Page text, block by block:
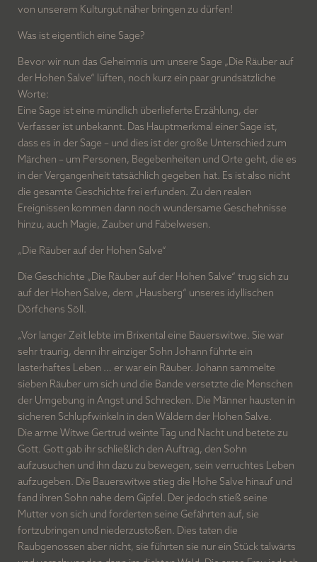
von unserem Kulturgut näher bringen zu dürfen!
Was ist eigentlich eine Sage?
Bevor wir nun das Geheimnis um unsere Sage „Die Räuber auf
der Hohen Salve“ lüften, noch kurz ein paar grundsätzliche
Worte:
Eine Sage ist eine mündlich überlieferte Erzählung, der
Verfasser ist unbekannt. Das Hauptmerkmal einer Sage ist,
dass es in der Sage – und dies ist der große Unterschied zum
Märchen – um Personen, Begebenheiten und Orte geht, die es
in der Vergangenheit tatsächlich gegeben hat. Es ist also nicht
die gesamte Geschichte frei erfunden. Zu den realen
Ereignissen kommen dann noch wundersame Geschehnisse
hinzu, auch Magie, Zauber und Fabelwesen.
„Die Räuber auf der Hohen Salve“
Die Geschichte „Die Räuber auf der Hohen Salve“ trug sich zu
auf der Hohen Salve, dem „Hausberg“ unseres idyllischen
Dörfchens Söll.
„Vor langer Zeit lebte im Brixental eine Bauerswitwe. Sie war
sehr traurig, denn ihr einziger Sohn Johann führte ein
lasterhaftes Leben … er war ein Räuber. Johann sammelte
sieben Räuber um sich und die Bande versetzte die Menschen
der Umgebung in Angst und Schrecken. Die Männer hausten in
sicheren Schlupfwinkeln in den Wäldern der Hohen Salve.
Die arme Witwe Gertrud weinte Tag und Nacht und betete zu
Gott. Gott gab ihr schließlich den Auftrag, den Sohn
aufzusuchen und ihn dazu zu bewegen, sein verruchtes Leben
aufzugeben. Die Bauerswitwe stieg die Hohe Salve hinauf und
fand ihren Sohn nahe dem Gipfel. Der jedoch stieß seine
Mutter von sich und forderten seine Gefährten auf, sie
fortzubringen und niederzustoßen. Dies taten die
Raubgenossen aber nicht, sie führten sie nur ein Stück talwärts